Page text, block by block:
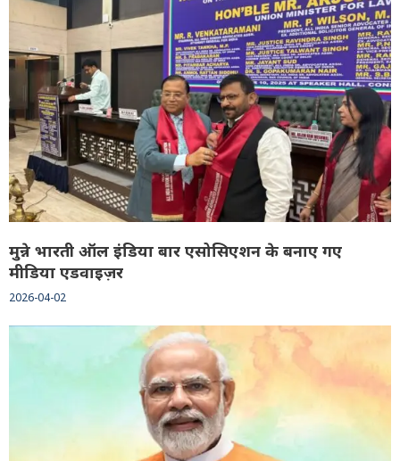
मुन्ने भारती ऑल इंडिया बार एसोसिएशन के बनाए गए
मीडिया एडवाइज़र
2026-04-02